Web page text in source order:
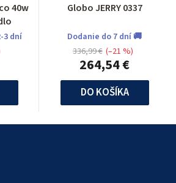
40w
3 dní
Globo JERRY 0337
Dodanie do 7 dní 🚚
264,54 €
336,99 € (–21 %)
DO KOŠÍKA